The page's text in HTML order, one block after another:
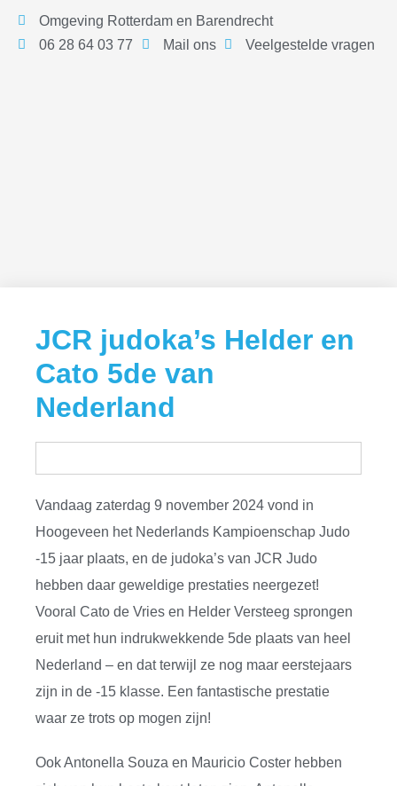
Omgeving Rotterdam en Barendrecht
06 28 64 03 77
Mail ons Veelgestelde vragen
JCR judoka’s Helder en
Cato 5de van
Nederland
Vandaag zaterdag 9 november 2024 vond in
Hoogeveen het Nederlands Kampioenschap Judo
-15 jaar plaats, en de judoka’s van JCR Judo
hebben daar geweldige prestaties neergezet!
Vooral Cato de Vries en Helder Versteeg sprongen
eruit met hun indrukwekkende 5de plaats van heel
Nederland – en dat terwijl ze nog maar eerstejaars
zijn in de -15 klasse. Een fantastische prestatie
waar ze trots op mogen zijn!
Ook Antonella Souza en Mauricio Coster hebben